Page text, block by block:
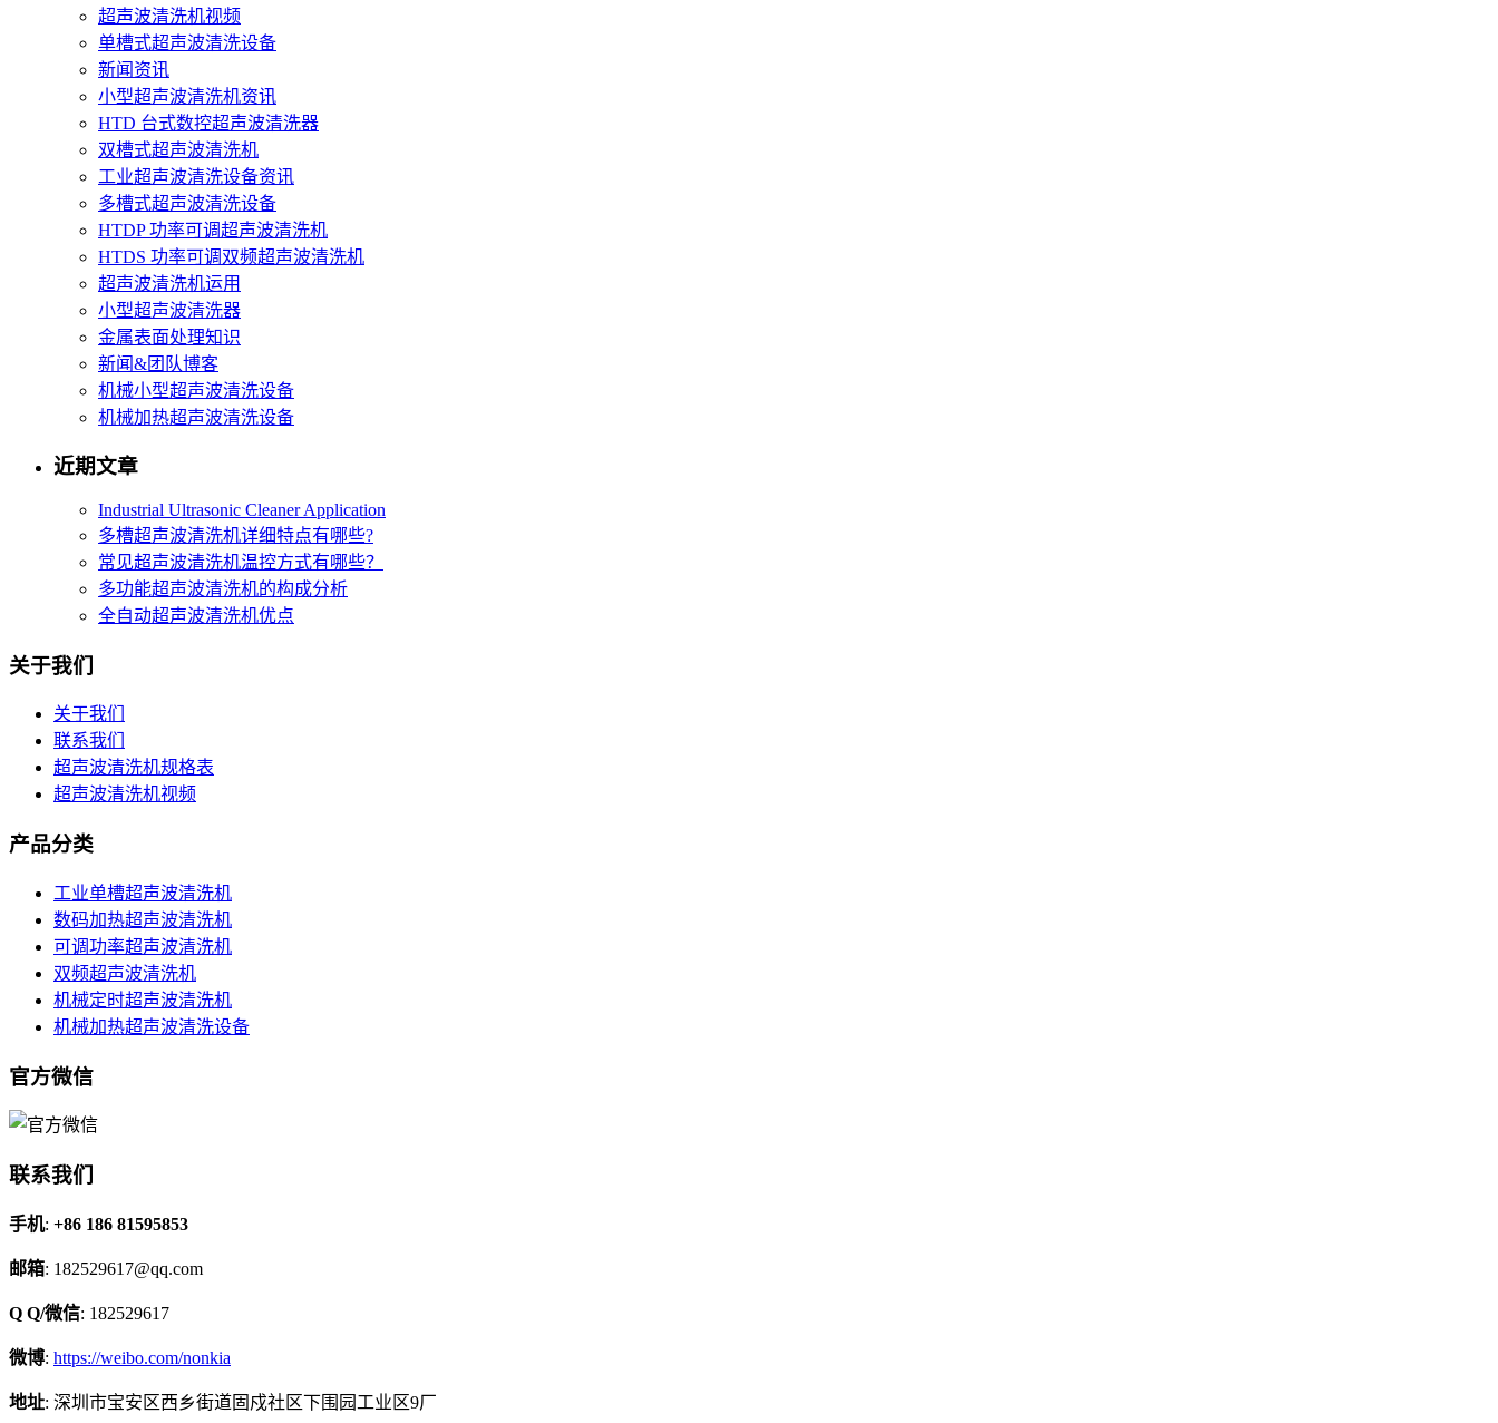
超声波清洗机视频
单槽式超声波清洗设备
新闻资讯
小型超声波清洗机资讯
HTD 台式数控超声波清洗器
双槽式超声波清洗机
工业超声波清洗设备资讯
多槽式超声波清洗设备
HTDP 功率可调超声波清洗机
HTDS 功率可调双频超声波清洗机
超声波清洗机运用
小型超声波清洗器
金属表面处理知识
新闻&团队博客
机械小型超声波清洗设备
机械加热超声波清洗设备
近期文章
Industrial Ultrasonic Cleaner Application
多槽超声波清洗机详细特点有哪些?
常见超声波清洗机温控方式有哪些？
多功能超声波清洗机的构成分析
全自动超声波清洗机优点
关于我们
关于我们
联系我们
超声波清洗机规格表
超声波清洗机视频
产品分类
工业单槽超声波清洗机
数码加热超声波清洗机
可调功率超声波清洗机
双频超声波清洗机
机械定时超声波清洗机
机械加热超声波清洗设备
官方微信
联系我们
手机: +86 186 81595853
邮箱: 182529617@qq.com
Q Q/微信: 182529617
微博: https://weibo.com/nonkia
地址: 深圳市宝安区西乡街道固戍社区下围园工业区9厂